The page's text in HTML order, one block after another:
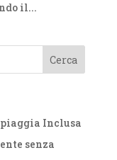
il...
Inclusa
senza